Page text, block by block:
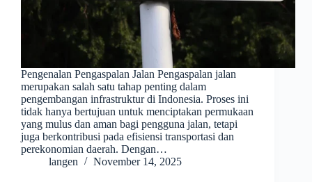
Pengenalan Pengaspalan Jalan Pengaspalan jalan
merupakan salah satu tahap penting dalam
pengembangan infrastruktur di Indonesia. Proses ini
tidak hanya bertujuan untuk menciptakan permukaan
yang mulus dan aman bagi pengguna jalan, tetapi
juga berkontribusi pada efisiensi transportasi dan
perekonomian daerah. Dengan…
langen
November 14, 2025